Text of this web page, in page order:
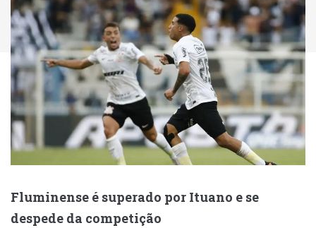
Fluminense é superado por Ituano e se
despede da competição